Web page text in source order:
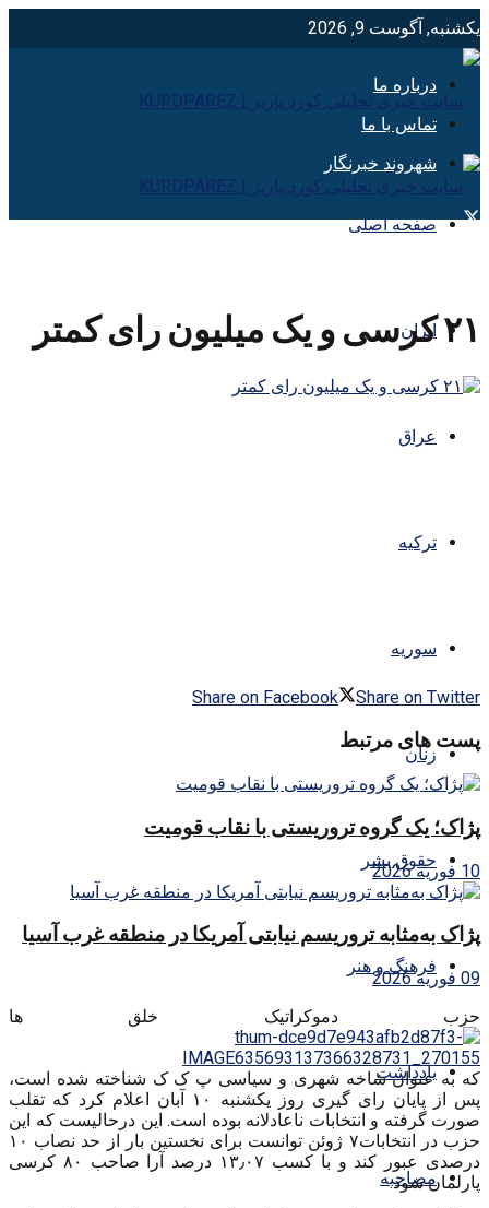
یکشنبه, آگوست 9, 2026
درباره ما
تماس با ما
شهروند خبرنگار
صفحه اصلی
ایران
عراق
ترکیه
سوریه
زنان
حقوق بشر
فرهنگ و هنر
یادداشت
مصاحبه
۲۱ کرسی و یک میلیون رای کمتر
Share on Facebook Share on Twitter
پست های مرتبط
پژاک؛ یک گروه تروریستی با نقاب قومیت
10 فوریه 2026
پژاک به‌مثابه تروریسم نیابتی آمریکا در منطقه غرب آسیا
09 فوریه 2026
حزب دموکراتیک خلق ها
که به عنوان شاخه شهری و سیاسی پ ک ک شناخته شده است،
پس از پایان رای گیری روز یکشنبه ۱۰ آبان اعلام کرد که تقلب
صورت گرفته و انتخابات ناعادلانه بوده است. این درحالیست که این
حزب در انتخابات۷ ژوئن توانست برای نخستین بار از حد نصاب ۱۰
درصدی عبور کند و با کسب ۱۳٫۰۷ درصد آرا صاحب ۸۰ کرسی
پارلمان شود.